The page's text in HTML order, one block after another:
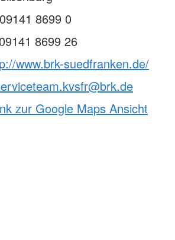
09141 8699 0
09141 8699 26
www.brk-suedfranken.de/
zur Google Maps Ansicht